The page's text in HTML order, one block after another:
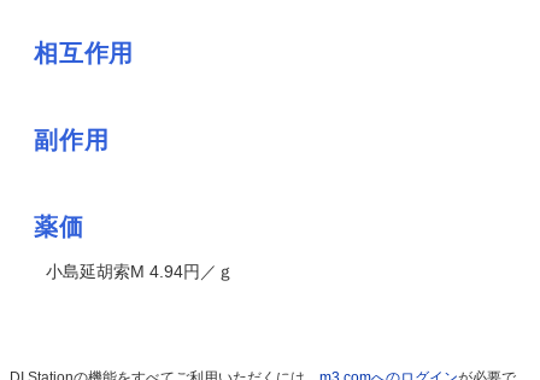
相互作用
副作用
薬価
小島延胡索M 4.94円／ｇ